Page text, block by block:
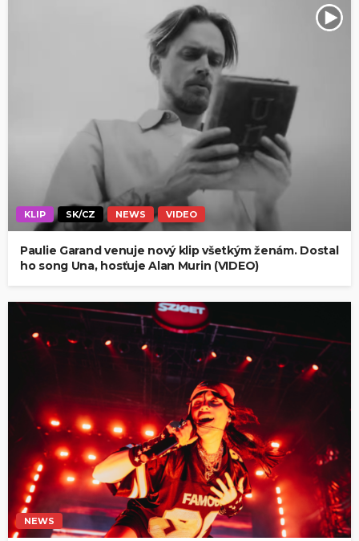
KLIP SK/CZ NEWS VIDEO
Paulie Garand venuje nový klip všetkým ženám. Dostal
ho song Una, hosťuje Alan Murin (VIDEO)
NEWS